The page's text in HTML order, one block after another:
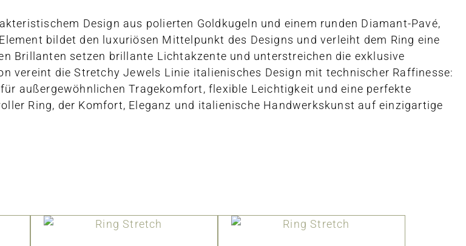
Design aus polierten Goldkugeln und einem runden Diamant-Pavé,
bildet den luxuriösen Mittelpunkt des Designs und verleiht dem Ring eine
Brillanten setzen brillante Lichtakzente und unterstreichen die exklusive
vereint die Stretchy Jewels Linie italienisches Design mit technischer Raffinesse:
außergewöhnlichen Tragekomfort, flexible Leichtigkeit und eine perfekte
Ring, der Komfort, Eleganz und italienische Handwerkskunst auf einzigartige